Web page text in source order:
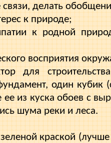
делать
к природе;
к родной
восприятия
для
один кубик
из куска обоев с
шума реки и леса.
краской